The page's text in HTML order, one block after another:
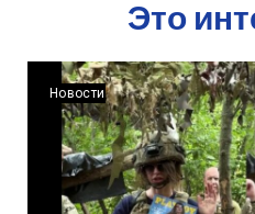
Это
Новости